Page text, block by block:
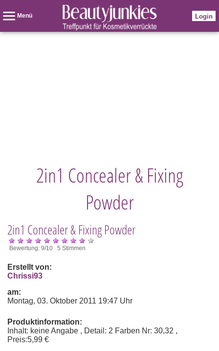
Menü Login
2in1 Concealer & Fixing
Powder
2in1 Concealer & Fixing Powder
Bewertung: 9/10 5 Stimmen
Erstellt von:
Chrissi93
am:
Montag, 03. Oktober 2011 19:47 Uhr
Produktinformation:
Inhalt: keine Angabe , Detail: 2 Farben Nr: 30,32 ,
Preis:5,99 €